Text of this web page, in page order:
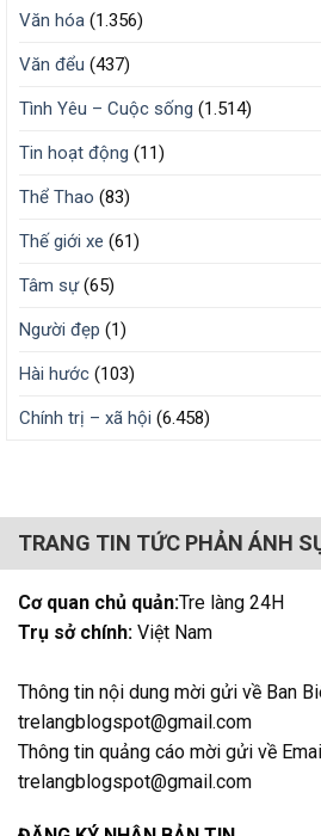
Văn hóa (1.356)
Văn đểu (437)
Tình Yêu – Cuộc sống (1.514)
Tin hoạt động (11)
Thể Thao (83)
Thế giới xe (61)
Tâm sự(65)
Người đẹp (1)
Hài hước (103)
Chính trị – xã hội (6.458)
TRANG TIN TỨC PHẢN ÁNH
Cơ quan chủ quản:Tre làng 24H
Trụ sở chính: Việt Nam
Thông tin nội dung mời gửi về Ban
trelangblogspot@gmail.com
Thông tin quảng cáo mời gửi về
trelangblogspot@gmail.com